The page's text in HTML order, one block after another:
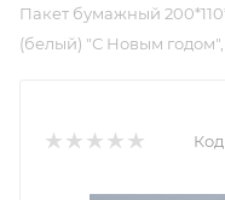
Пакет бумажный
(белый) "С Новым